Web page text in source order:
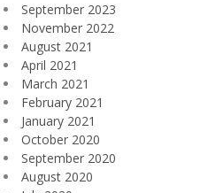
September 2023
November 2022
August 2021
April 2021
March 2021
February 2021
January 2021
October 2020
September 2020
August 2020